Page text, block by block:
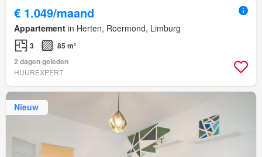
€ 1.049/maand
Appartement in Herten, Roermond, Limburg
3
85 m²
2 dagen geleden
HUUREXPERT
Nieuw